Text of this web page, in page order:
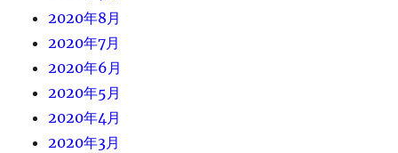
2020年8月
2020年7月
2020年6月
2020年5月
2020年4月
2020年3月